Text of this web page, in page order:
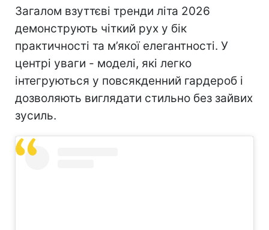
Загалом взуттєві тренди літа 2026
демонструють чіткий рух у бік
практичності та м’якої елегантності. У
центрі уваги - моделі, які легко
інтегруються у повсякденний гардероб і
дозволяють виглядати стильно без зайвих
зусиль.